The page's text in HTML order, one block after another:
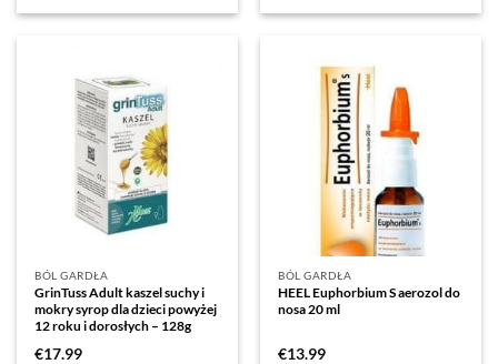
BÓL GARDŁA
GrinTuss Adult kaszel suchy i
mokry syrop dla dzieci powyżej
12 roku i dorosłych – 128g
€17.99
BÓL GARDŁA
HEEL Euphorbium S aerozol do
nosa 20 ml
€13.99